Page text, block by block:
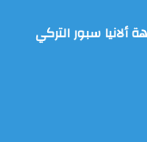
ألانيا سبور التركي